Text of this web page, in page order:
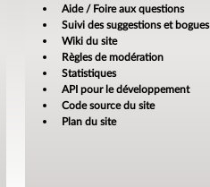
Aide / Foire aux questions
Suivi des suggestions et bogues
Wiki du site
Règles de modération
Statistiques
API pour le développement
Code source du site
Plan du site